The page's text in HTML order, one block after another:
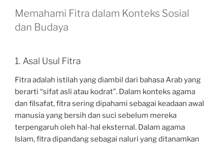
Memahami Fitra dalam Konteks Sosial
dan Budaya
1. Asal Usul Fitra
Fitra adalah istilah yang diambil dari bahasa Arab yang
berarti “sifat asli atau kodrat”. Dalam konteks agama
dan filsafat, fitra sering dipahami sebagai keadaan awal
manusia yang bersih dan suci sebelum mereka
terpengaruh oleh hal-hal eksternal. Dalam agama
Islam, fitra dipandang sebagai naluri yang ditanamkan